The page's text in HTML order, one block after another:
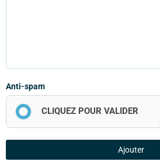
Anti-spam
CLIQUEZ POUR VALIDER
Ajouter